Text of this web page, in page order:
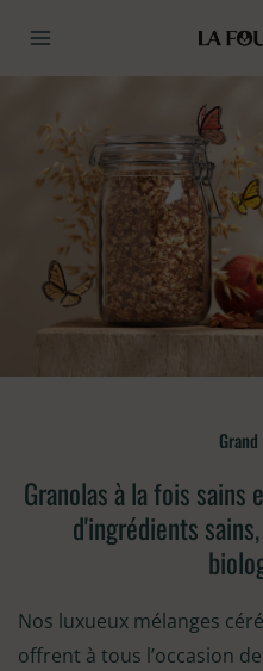
contenu
Granolas à la fois
d'ingrédients
Nos luxueux mélanges
offrent à tous l’occasion